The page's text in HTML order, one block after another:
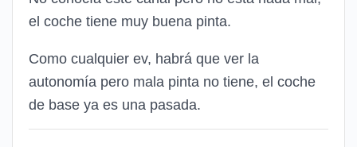
el coche tiene muy buena pinta.
Como cualquier ev, habrá que ver la
autonomía pero mala pinta no tiene, el coche
de base ya es una pasada.